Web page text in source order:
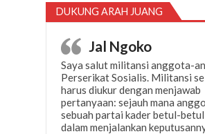
DUKUNG ARAH JUANG
Jal Ngoko
Saya salut militansi anggota-
Perserikat Sosialis. Militansi
harus diukur dengan menjawab
pertanyaan: sejauh mana
sebuah partai kader betul-
dalam menjalankan